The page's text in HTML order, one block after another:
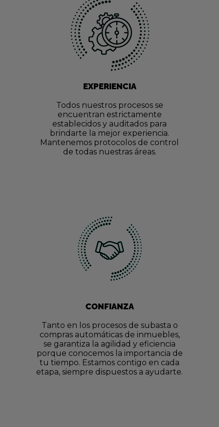
EXPERIENCIA
Todos nuestros procesos se
encuentran estrictamente
establecidos y auditados para
brindarte la mejor experiencia.
Mantenemos protocolos de control
de todas nuestras áreas.
CONFIANZA
Tanto en los procesos de subasta o
compras automáticas de inmuebles,
se garantiza la agilidad y eficiencia
porque conocemos la importancia de
tu tiempo. Estamos contigo en cada
etapa, siempre dispuestos a ayudarte.